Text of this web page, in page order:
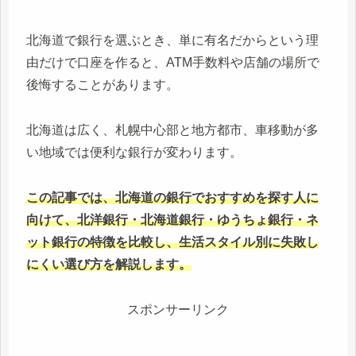
北海道で銀行を選ぶとき、単に有名だからという理
由だけで口座を作ると、ATM手数料や店舗の場所で
後悔することがあります。
北海道は広く、札幌中心部と地方都市、車移動が多
い地域では便利な銀行が変わります。
この記事では、北海道の銀行でおすすめを探す人に
向けて、北洋銀行・北海道銀行・ゆうちょ銀行・ネ
ット銀行の特徴を比較し、生活スタイル別に失敗し
にくい選び方を解説します。
スポンサーリンク